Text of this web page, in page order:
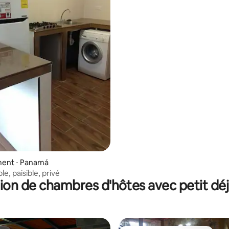
⋅ Panamá
paisible, privé
de chambres d'hôtes avec petit